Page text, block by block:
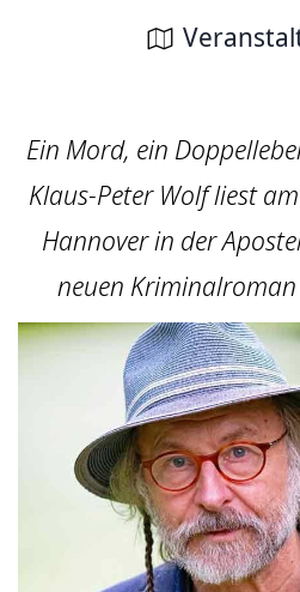
Ein Mord, ein
Klaus-Peter Wolf liest
Hannover in der
neuen Kriminalroman